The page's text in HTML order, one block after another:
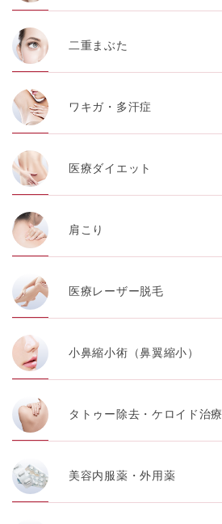
二重まぶた
ワキガ・多汗症
医療ダイエット
肩こり
医療レーザー脱毛
小鼻縮小術（鼻翼縮小）
タトゥー除去・ケロイド治療
美容内服薬・外用薬